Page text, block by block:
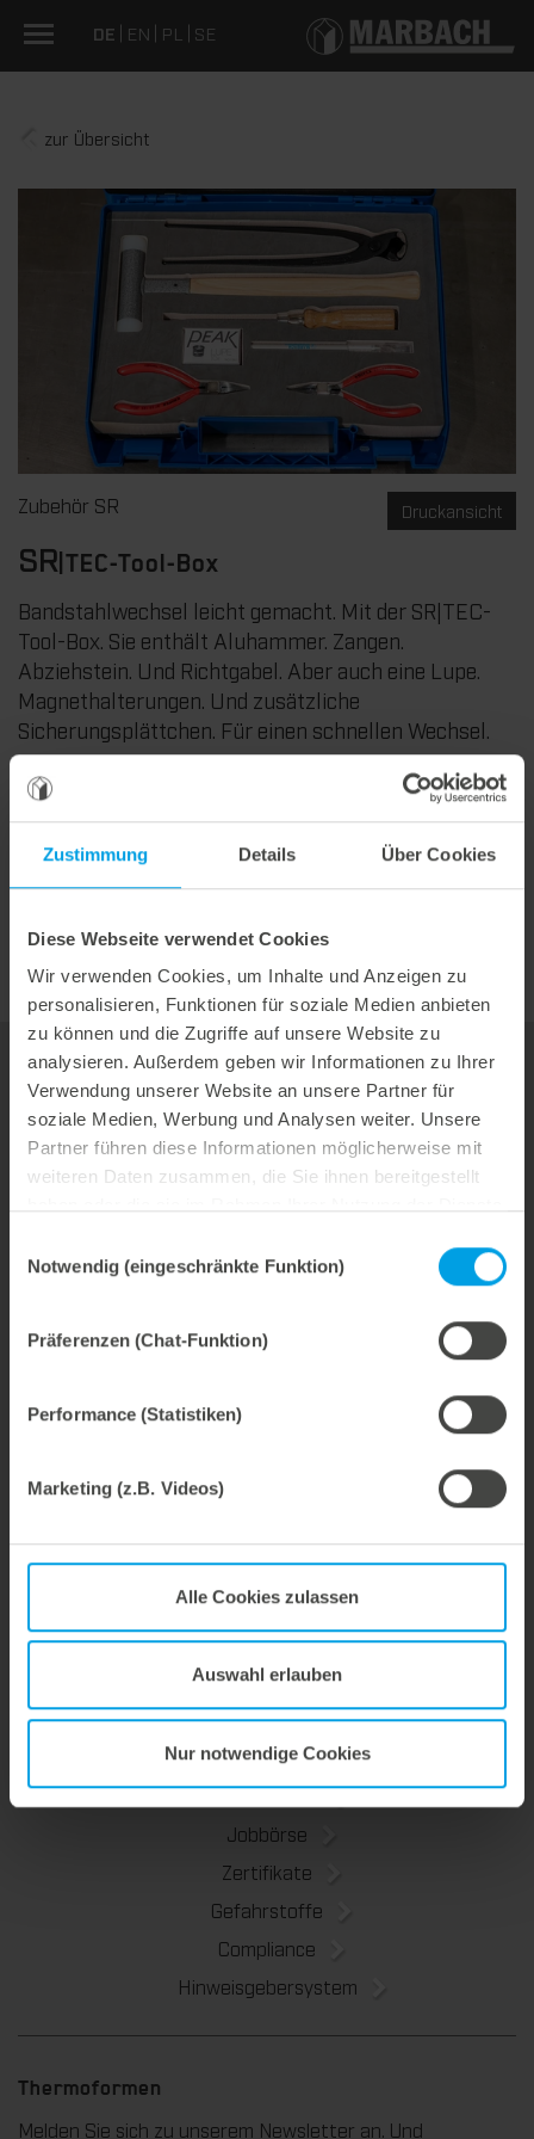
Zustimmung Details Über Cookies
Diese Webseite verwendet Cookies
Wir verwenden Cookies, um Inhalte und Anzeigen zu
personalisieren, Funktionen für soziale Medien anbieten
zu können und die Zugriffe auf unsere Website zu
analysieren. Außerdem geben wir Informationen zu Ihrer
Verwendung unserer Website an unsere Partner für
soziale Medien, Werbung und Analysen weiter. Unsere
Partner führen diese Informationen möglicherweise mit
weiteren Daten zusammen, die Sie ihnen bereitgestellt
Notwendig (eingeschränkte Funktion)
Präferenzen (Chat-Funktion)
Performance (Statistiken)
Marketing (z.B. Videos)
Alle Cookies zulassen
Auswahl erlauben
Nur notwendige Cookies
DE EN PL SE
zur Übersicht
Druckansicht
Zubehör SR
SR |TEC-Tool-Box
Bandstahlwechsel leicht gemacht. Mit der SR|TEC-
Tool-Box. Sie enthält Aluhammer. Zangen.
Abziehstein. Und Richtgabel. Aber auch eine Lupe.
Magnethalterungen. Und zusätzliche
Sicherungsplättchen. Für einen schnellen Wechsel.
alles auf einen Griff
immer das passende Werkzeug zum Bandstahlwechsel
Ihr Ansprechpartner für den Bereich
Thermoformen
Hubert Kittelmann
Email:
hubert.kittelmann@marbach.com
Werkzeuge
Marbach Academy
FAQ
FAQ Karriere
Jobbörse
Zertifikate
Gefahrstoffe
Compliance
Hinweisgebersystem
Thermoformen
Melden Sie sich zu unserem Newsletter an. Und